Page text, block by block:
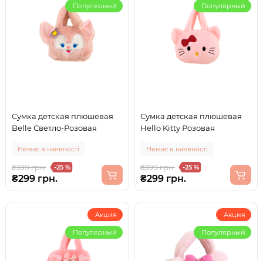
Популярный
Сумка детская плюшевая
Belle Светло-Розовая
Немає в наявності
₴399 грн. -25 %
₴299 грн.
Популярный
Сумка детская плюшевая
Hello Kitty Розовая
Немає в наявності
₴399 грн. -25 %
₴299 грн.
Акция
Популярный
Акция
Популярный